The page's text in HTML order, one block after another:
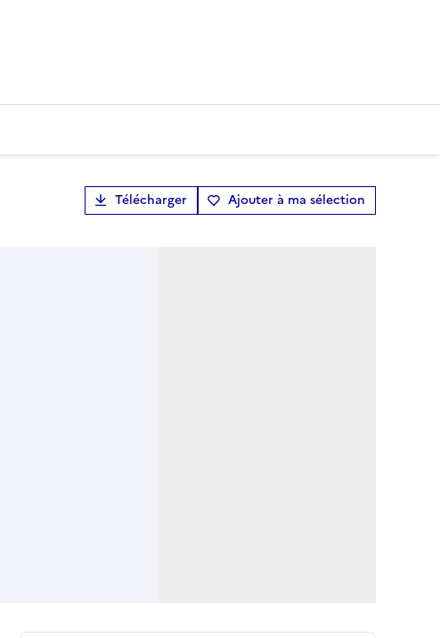
Télécharger Ajouter à ma sélection